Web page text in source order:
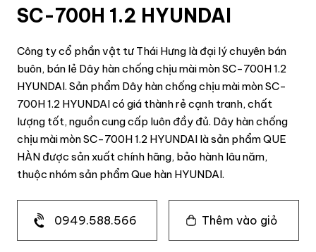
SC-700H 1.2 HYUNDAI
Công ty cổ phần vật tư Thái Hưng là đại lý chuyên bán
buôn, bán lẻ Dây hàn chống chịu mài mòn SC-700H 1.2
HYUNDAI. Sản phẩm Dây hàn chống chịu mài mòn SC-
700H 1.2 HYUNDAI có giá thành rẻ cạnh tranh, chất
lượng tốt, nguồn cung cấp luôn đầy đủ. Dây hàn chống
chịu mài mòn SC-700H 1.2 HYUNDAI là sản phẩm QUE
HÀN được sản xuất chính hãng, bảo hành lâu năm,
thuộc nhóm sản phẩm Que hàn HYUNDAI.
0949.588.566 Thêm vào giỏ